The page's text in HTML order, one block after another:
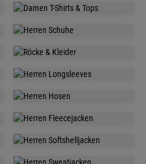
DAMEN
POLOSHIRTS
DAMEN
T-SHIRTS & TOPS
HERREN
SCHUHE
DAMEN
RÖCKE & KLEIDER
HERREN
LONGSLEEVE
HERREN
HOSEN
HERREN
FLEECEJACKEN